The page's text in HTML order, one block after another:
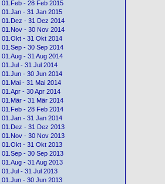
01.Feb - 28 Feb 2015
01.Jan - 31 Jan 2015
01.Dez - 31 Dez 2014
01.Nov - 30 Nov 2014
01.Okt - 31 Okt 2014
01.Sep - 30 Sep 2014
01.Aug - 31 Aug 2014
01.Jul - 31 Jul 2014
01.Jun - 30 Jun 2014
01.Mai - 31 Mai 2014
01.Apr - 30 Apr 2014
01.Mär - 31 Mär 2014
01.Feb - 28 Feb 2014
01.Jan - 31 Jan 2014
01.Dez - 31 Dez 2013
01.Nov - 30 Nov 2013
01.Okt - 31 Okt 2013
01.Sep - 30 Sep 2013
01.Aug - 31 Aug 2013
01.Jul - 31 Jul 2013
01.Jun - 30 Jun 2013